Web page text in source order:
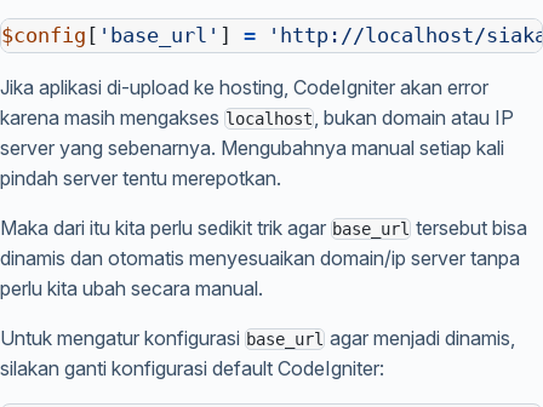
$config [ 'base_url' ] = 'http://localhost/
Jika aplikasi di-upload ke hosting, CodeIgniter akan error
karena masih mengakses localhost, bukan domain atau IP
server yang sebenarnya. Mengubahnya manual setiap kali
pindah server tentu merepotkan.
Maka dari itu kita perlu sedikit trik agar base_url tersebut bisa
dinamis dan otomatis menyesuaikan domain/ip server tanpa
perlu kita ubah secara manual.
Untuk mengatur konfigurasi base_url agar menjadi dinamis,
silakan ganti konfigurasi default CodeIgniter: